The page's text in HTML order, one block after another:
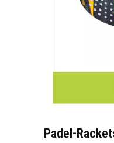
Padel-